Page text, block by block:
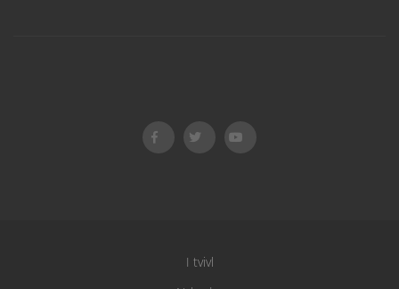
I tvivl